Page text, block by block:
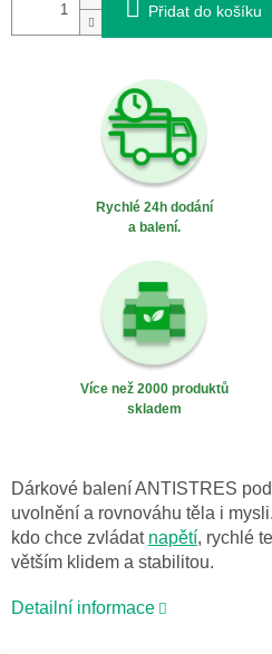
Přidat do košíku
Rychlé 24h dodání
a balení.
Více než 2000 produktů
skladem
Dárkové balení ANTISTRES
uvolnění a rovnováhu těla i
kdo chce zvládat napětí, rychlé
větším klidem a stabilitou.
Detailní informace